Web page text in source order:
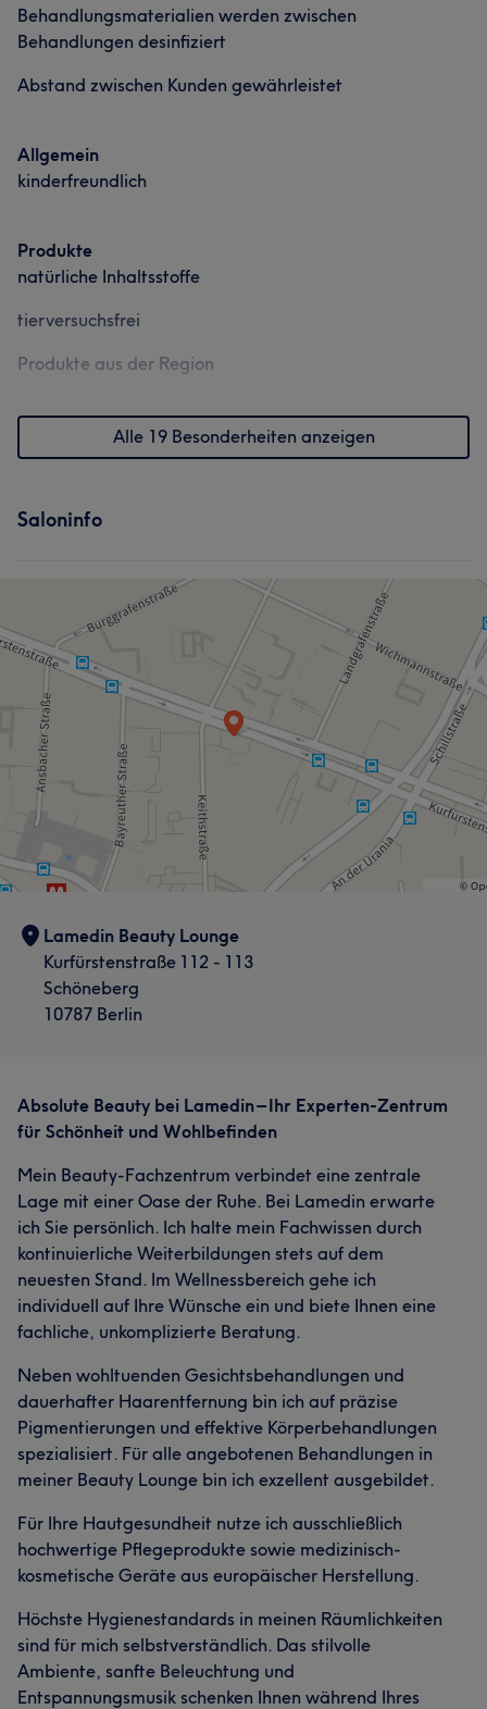
Leidenschaft!
Services
Haarentfernung
Portfolio
Was unsere Kunden über Gönül sagen
Kompetent 9
Behandlungsmaterialien werden zwischen
Behandlungen desinfiziert
Abstand zwischen Kunden gewährleistet
Allgemein
kinderfreundlich
Produkte
natürliche Inhaltsstoffe
tierversuchsfrei
Produkte aus der Region
Alle 19 Besonderheiten anzeigen
Saloninfo
Lamedin Beauty Lounge
Kurfürstenstraße 112 - 113
Schöneberg
10787 Berlin
Absolute Beauty bei Lamedin – Ihr Experten-Zentrum
für Schönheit und Wohlbefinden
Mein Beauty-Fachzentrum verbindet eine zentrale
Lage mit einer Oase der Ruhe. Bei Lamedin erwarte
ich Sie persönlich. Ich halte mein Fachwissen durch
kontinuierliche Weiterbildungen stets auf dem
neuesten Stand. Im Wellnessbereich gehe ich
individuell auf Ihre Wünsche ein und biete Ihnen eine
fachliche, unkomplizierte Beratung.
Neben wohltuenden Gesichtsbehandlungen und
dauerhafter Haarentfernung bin ich auf präzise
Pigmentierungen und effektive Körperbehandlungen
spezialisiert. Für alle angebotenen Behandlungen in
meiner Beauty Lounge bin ich exzellent ausgebildet.
Für Ihre Hautgesundheit nutze ich ausschließlich
hochwertige Pflegeprodukte sowie medizinisch-
kosmetische Geräte aus europäischer Herstellung.
Höchste Hygienestandards in meinen Räumlichkeiten
sind für mich selbstverständlich. Das stilvolle
Ambiente, sanfte Beleuchtung und
Entspannungsmusik schenken Ihnen während Ihres